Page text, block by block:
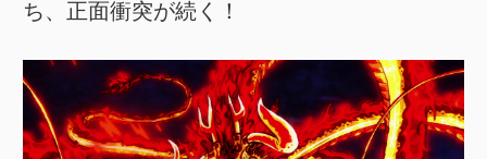
ち、正面衝突が続く！